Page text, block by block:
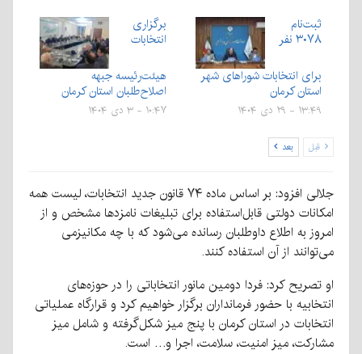
ثبت‌نام
۳۰۷۸ نفر
برای انتخابات شوراهای شهر
استان کرمان
۱۳:۴۹ - ۲۹ دی ۱۴۰۴
برگزاری
انتخابات
هیئت‌رئیسه جبهه
اصلاح‌طلبان استان کرمان
۱۰:۴۷ - ۳ دی ۱۴۰۴
قبل بعد
جلالی افزود: بر اساس ماده ۷۴ قانون جدید انتخابات، لیست همه
امکانات دولتی قابل‌استفاده برای تبلیغات نامزدها مشخص و از
امروز به اطلاع داوطلبان رسانده می‌شود که با چه مکانیزمی
می‌توانند از آن استفاده کنند.
او تصریح کرد: فردا دومین مانور انتخاباتی را در حوزه‌های
انتخابیه با حضور فرمانداران برگزار خواهیم کرد و قرارگاه عملیاتی
انتخابات در استان کرمان با پنج میز شکل‌گرفته و شامل میز
مشارکت، میز امنیت، سلامت، اجرا و… است.